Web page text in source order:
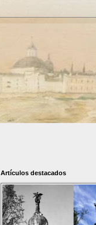
Artículos destacados